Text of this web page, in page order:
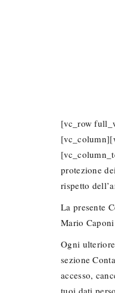
[vc_row
protezione
rispetto
La presente
Mario
Ogni
sezione
accesso,